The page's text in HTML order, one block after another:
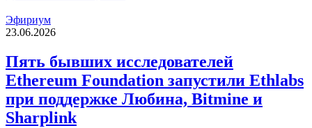
Эфириум
23.06.2026
Пять бывших исследователей
Ethereum Foundation запустили Ethlabs
при поддержке Любина, Bitmine и
Sharplink